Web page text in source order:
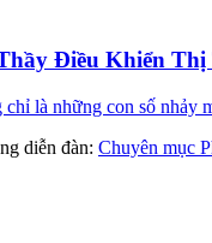
Điều Khiển
là những con số nhảy
diễn đàn: Chuyên mục